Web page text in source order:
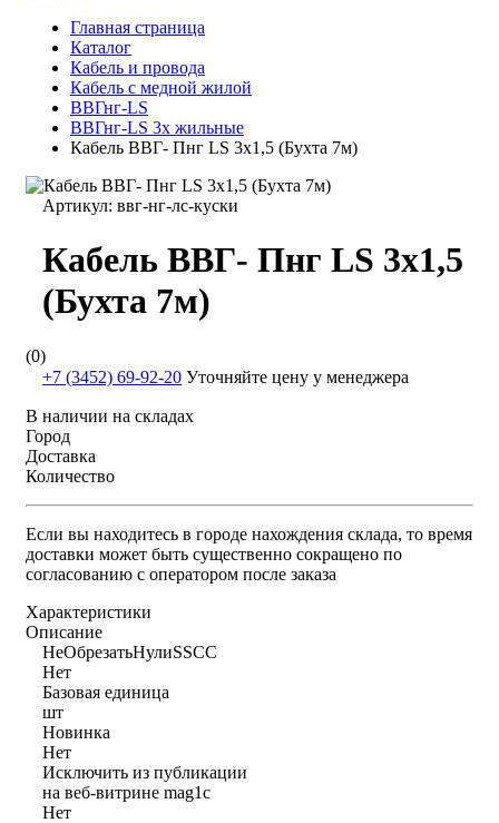
Главная страница
Каталог
Кабель и провода
Кабель с медной жилой
ВВГнг-LS
ВВГнг-LS 3х жильные
Кабель ВВГ- Пнг LS 3х1,5 (Бухта 7м)
Артикул: ввг-нг-лс-куски
Кабель ВВГ- Пнг LS 3х1,5
(Бухта 7м)
(0)
+7 (3452) 69-92-20 Уточняйте цену у менеджера
В наличии на складах
Город
Доставка
Количество
Если вы находитесь в городе нахождения склада, то время
доставки может быть существенно сокращено по
согласованию с оператором после заказа
Характеристики
Описание
НеОбрезатьНулиSSCC
Нет
Базовая единица
шт
Новинка
Нет
Исключить из публикации
на веб-витрине mag1c
Нет